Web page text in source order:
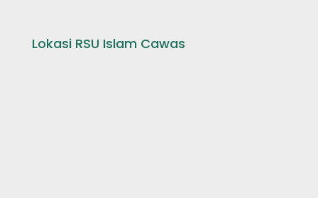
Lokasi RSU Islam Cawas